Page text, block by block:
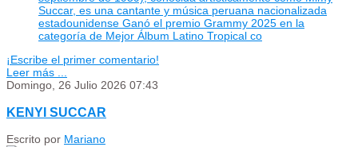
Succar, es una cantante y música peruana nacionalizada
estadounidense Ganó el premio Grammy 2025 en la
categoría de Mejor Álbum Latino Tropical co
¡Escribe el primer comentario!
Leer más ...
Domingo, 26 Julio 2026 07:43
KENYI SUCCAR
Escrito por Mariano